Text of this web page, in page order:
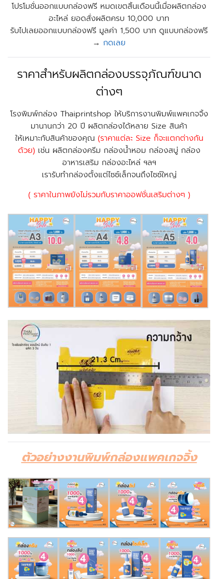
โปรโมชั่นออกแบบกล่องฟรี หมดเขตสิ้นเดือนนี้เมื่อผลิตกล่อง
อะไหล่ ยอดสั่งผลิตครบ 10,000 บาท
รับไปเลยออกแบบกล่องฟรี มูลค่า 1,500 บาท ดูแบบกล่องฟรี
→ กดเลย
ราคาสำหรับผลิตกล่องบรรจุภัณฑ์ขนาด
ต่างๆ
โรงพิมพ์กล่อง Thaiprintshop ให้บริการงานพิมพ์แพคเกจจิ้ง
มานานกว่า 20 ปี ผลิตกล่องได้หลาย Size สินค้า
ให้เหมาะกับสินค้าของคุณ (ราคาแต่ละ Size ก็จะแตกต่างกัน
ด้วย) เช่น ผลิตกล่องครีม กล่องน้ำหอม กล่องสบู่ กล่อง
อาหารเสริม กล่องอะไหล่ ฯลฯ
เรารับทำกล่องตั้งแต่ไซซ์เล็กจนถึงไซซ์ใหญ่
( ราคาในภาพยังไม่รวมกับราคาออฟชั่นเสริมต่างๆ )
ตัวอย่างงานพิมพ์กล่องแพคเกจจิ้ง